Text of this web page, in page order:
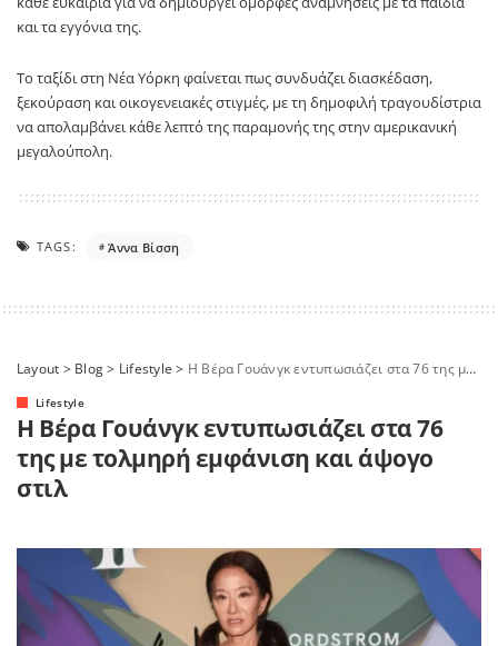
και τα εγγόνια της.
Το ταξίδι στη Νέα Υόρκη φαίνεται πως συνδυάζει διασκέδαση,
ξεκούραση και οικογενειακές στιγμές, με τη δημοφιλή τραγουδίστρια
να απολαμβάνει κάθε λεπτό της παραμονής της στην αμερικανική
μεγαλούπολη.
TAGS: Άννα Βίσση
Layout > Blog> Lifestyle > Η Βέρα Γουάνγκ εντυπωσιάζει στα 76 της με τολμηρή εμφάνιση και άψογο στιλ
Lifestyle
Η Βέρα Γουάνγκ εντυπωσιάζει στα 76
της με τολμηρή εμφάνιση και άψογο
στιλ